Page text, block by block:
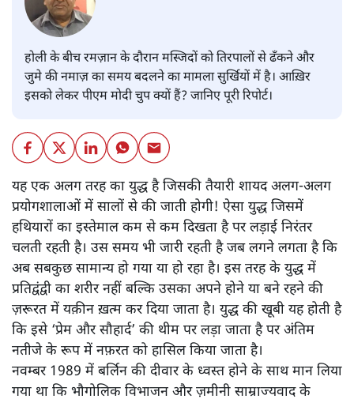
होली के बीच रमज़ान के दौरान मस्जिदों को तिरपालों से ढँकने और
जुमे की नमाज़ का समय बदलने का मामला सुर्खियों में है। आख़िर
इसको लेकर पीएम मोदी चुप क्यों हैं? जानिए पूरी रिपोर्ट।
यह एक अलग तरह का युद्ध है जिसकी तैयारी शायद अलग-अलग
प्रयोगशालाओं में सालों से की जाती होगी! ऐसा युद्ध जिसमें
हथियारों का इस्तेमाल कम से कम दिखता है पर लड़ाई निरंतर
चलती रहती है। उस समय भी जारी रहती है जब लगने लगता है कि
अब सबकुछ सामान्य हो गया या हो रहा है। इस तरह के युद्ध में
प्रतिद्वंद्वी का शरीर नहीं बल्कि उसका अपने होने या बने रहने की
ज़रूरत में यक़ीन ख़त्म कर दिया जाता है। युद्ध की खूबी यह होती है
कि इसे ‘प्रेम और सौहार्द’ की थीम पर लड़ा जाता है पर अंतिम
नतीजे के रूप में नफ़रत को हासिल किया जाता है।
नवम्बर 1989 में बर्लिन की दीवार के ध्वस्त होने के साथ मान लिया
गया था कि भौगोलिक विभाजन और ज़मीनी साम्राज्यवाद के